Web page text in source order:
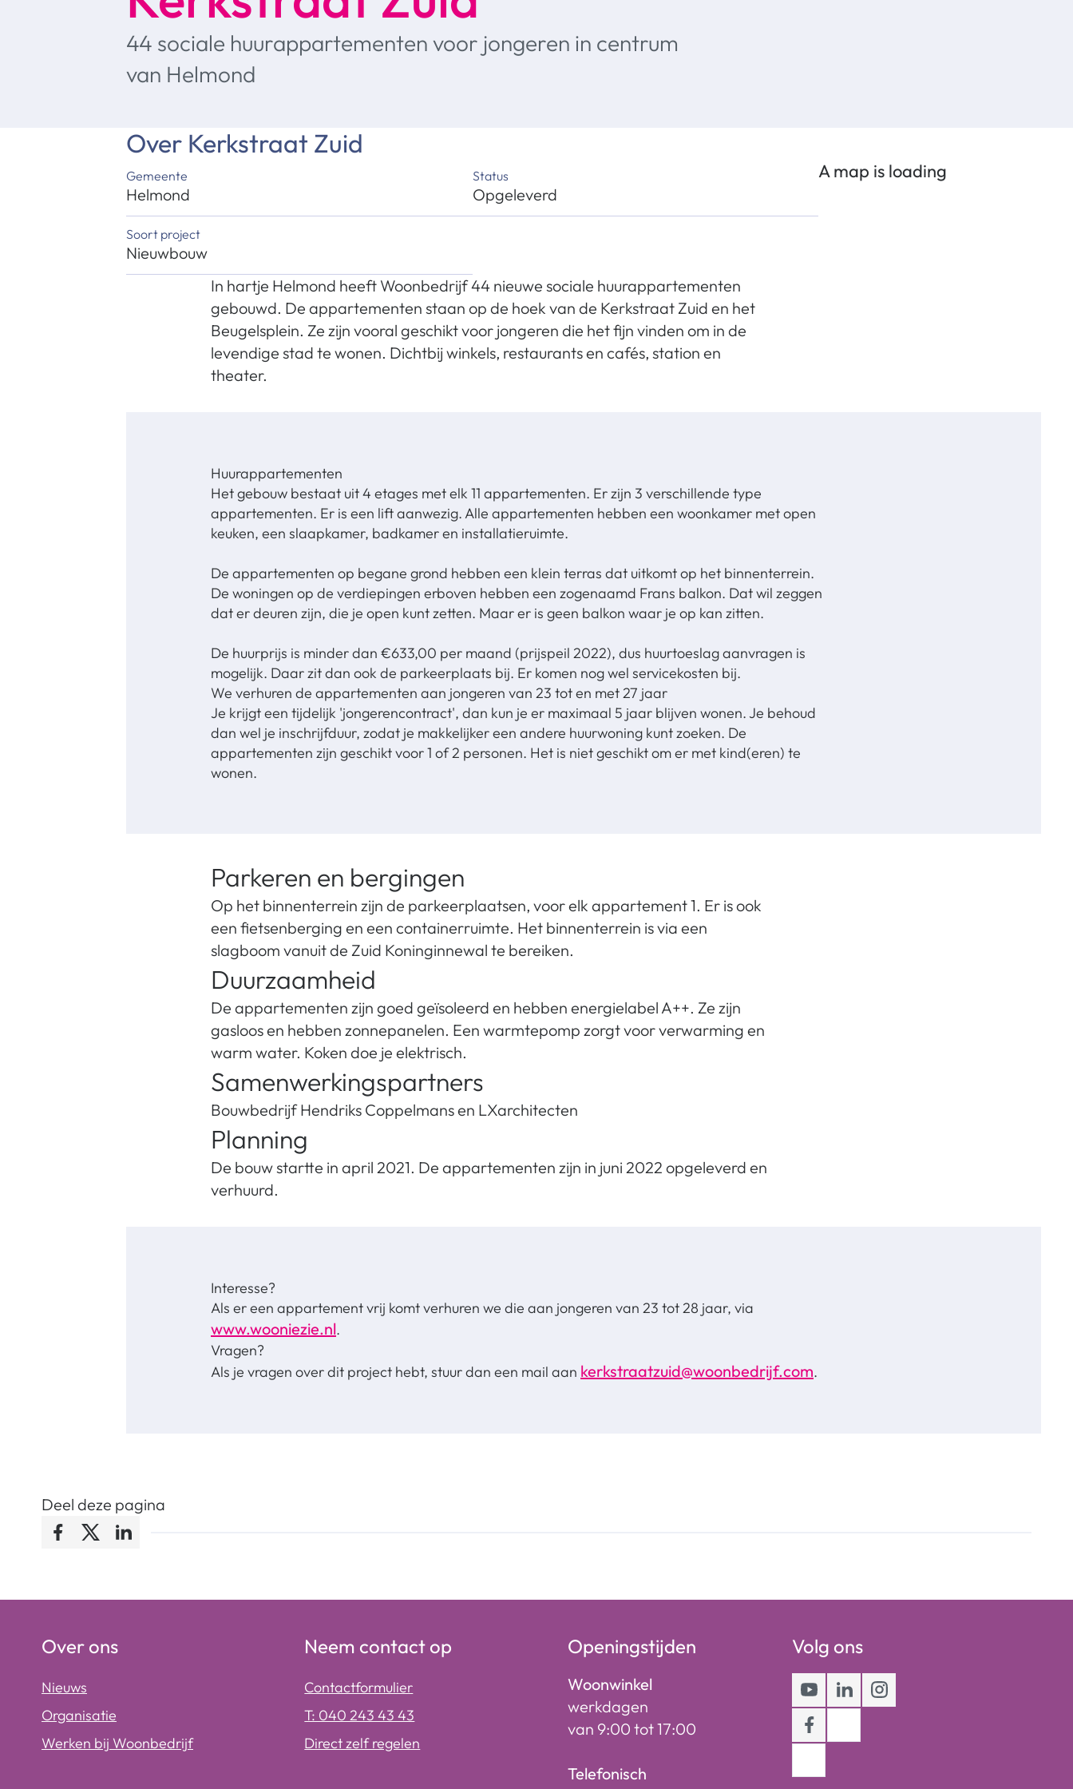
44 sociale huurappartementen voor jongeren in centrum
van Helmond
Over Kerkstraat Zuid
Gemeente
Helmond
Soort project
Nieuwbouw
Status
Opgeleverd
A map is loading
In hartje Helmond heeft Woonbedrijf 44 nieuwe sociale huurappartementen
gebouwd. De appartementen staan op de hoek van de Kerkstraat Zuid en het
Beugelsplein. Ze zijn vooral geschikt voor jongeren die het fijn vinden om in de
levendige stad te wonen. Dichtbij winkels, restaurants en cafés, station en
theater.
Huurappartementen
Het gebouw bestaat uit 4 etages met elk 11 appartementen. Er zijn 3 verschillende type
appartementen. Er is een lift aanwezig. Alle appartementen hebben een woonkamer met open
keuken, een slaapkamer, badkamer en installatieruimte.
De appartementen op begane grond hebben een klein terras dat uitkomt op het binnenterrein.
De woningen op de verdiepingen erboven hebben een zogenaamd Frans balkon. Dat wil zeggen
dat er deuren zijn, die je open kunt zetten. Maar er is geen balkon waar je op kan zitten.
De huurprijs is minder dan €633,00 per maand (prijspeil 2022), dus huurtoeslag aanvragen is
mogelijk. Daar zit dan ook de parkeerplaats bij. Er komen nog wel servicekosten bij.
We verhuren de appartementen aan jongeren van 23 tot en met 27 jaar
Je krijgt een tijdelijk 'jongerencontract', dan kun je er maximaal 5 jaar blijven wonen. Je behoud
dan wel je inschrijfduur, zodat je makkelijker een andere huurwoning kunt zoeken. De
appartementen zijn geschikt voor 1 of 2 personen. Het is niet geschikt om er met kind(eren) te
wonen.
Parkeren en bergingen
Op het binnenterrein zijn de parkeerplaatsen, voor elk appartement 1. Er is ook
een fietsenberging en een containerruimte. Het binnenterrein is via een
slagboom vanuit de Zuid Koninginnewal te bereiken.
Duurzaamheid
De appartementen zijn goed geïsoleerd en hebben energielabel A++. Ze zijn
gasloos en hebben zonnepanelen. Een warmtepomp zorgt voor verwarming en
warm water. Koken doe je elektrisch.
Samenwerkingspartners
Bouwbedrijf Hendriks Coppelmans en LXarchitecten
Planning
De bouw startte in april 2021. De appartementen zijn in juni 2022 opgeleverd en
verhuurd.
Interesse?
Als er een appartement vrij komt verhuren we die aan jongeren van 23 tot 28 jaar, via
www.wooniezie.nl.
Vragen?
Als je vragen over dit project hebt, stuur dan een mail aan kerkstraatzuid@woonbedrijf.com.
Deel deze pagina
Facebook
TwitterLinkedIn
Over ons
Nieuws
Organisatie
Werken bij Woonbedrijf
Neem contact op
Contactformulier
T: 040 243 43 43
Direct zelf regelen
Openingstijden
Woonwinkel
werkdagen
van 9:00 tot 17:00
Telefonisch
Volg ons
Youtube
LinkedInInstagram
Facebook